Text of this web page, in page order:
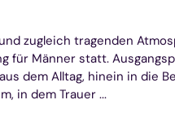
zugleich tragenden
für Männer statt.
dem Alltag, hinein in die
in dem Trauer ...